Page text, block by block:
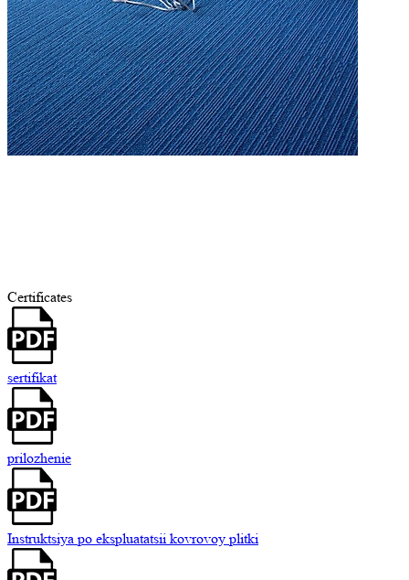
Certificates
sertifikat
prilozhenie
Instruktsiya po ekspluatatsii kovrovoy plitki